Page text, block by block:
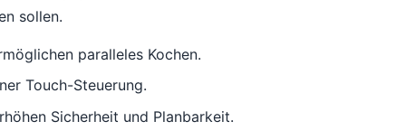
sollen.
paralleles Kochen.
Touch-Steuerung.
Sicherheit und Planbarkeit.